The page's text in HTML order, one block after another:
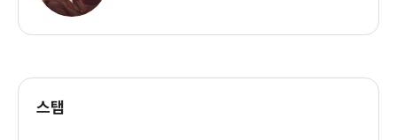
스탭